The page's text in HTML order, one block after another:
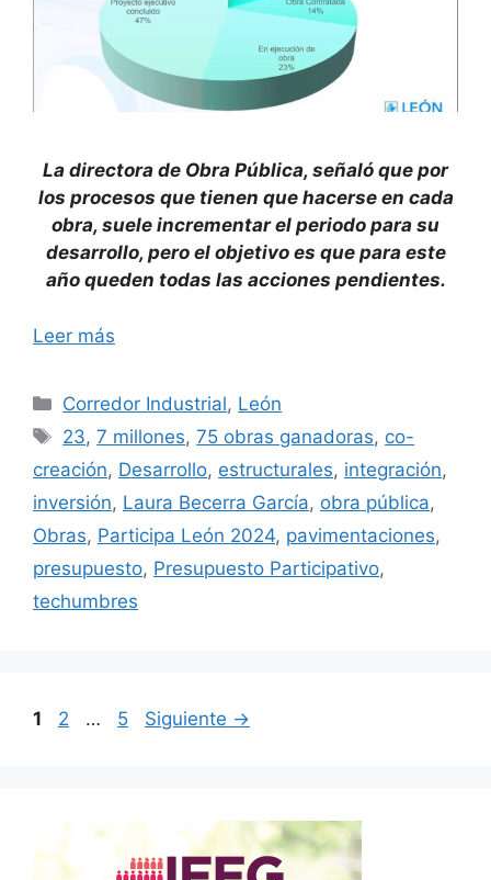
La directora de Obra Pública, señaló que por
los procesos que tienen que hacerse en cada
obra, suele incrementar el periodo para su
desarrollo, pero el objetivo es que para este
año queden todas las acciones pendientes.
Leer más
Categorías
Corredor Industrial, León
Etiquetas
23,7 millones,75 obras ganadoras, co-
creación, Desarrollo, estructurales, integración,
inversión, Laura Becerra García, obra pública,
Obras, Participa León 2024, pavimentaciones,
presupuesto, Presupuesto Participativo,
techumbres
Página
1 Página
2 … Página
5 Siguiente →